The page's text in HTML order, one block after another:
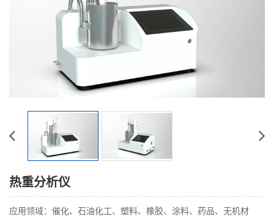
热重分析仪
应用领域：催化、石油化工、塑料、橡胶、涂料、药品、无机材